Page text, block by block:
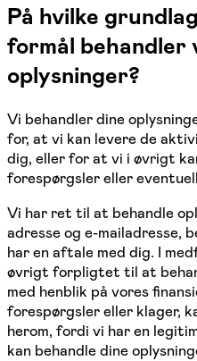
På hvilke
formål behandler
oplysninger?
Vi behandler dine
for, at vi kan levere de
dig, eller for at vi i øvrigt
forespørgsler eller
Vi har ret til at behandle
adresse og e-mailadresse,
har en aftale med dig. I
øvrigt forpligtet til at
med henblik på vores
forespørgsler eller klager,
herom, fordi vi har en
kan behandle dine